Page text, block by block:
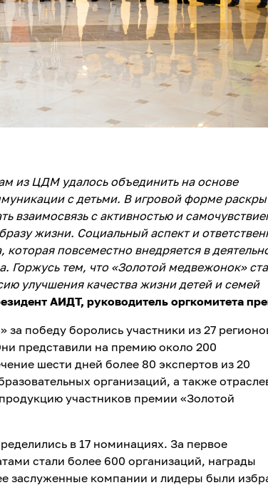
из ЦДМ удалось объединить на основе
с детьми. В игровой форме
взаимосвязь с активностью и
жизни. Социальный аспект и
повсеместно внедряется в
Горжусь тем, что «Золотой медвежонок»
улучшения качества жизни детей и семей
АИДТ, руководитель оргкомитета
победу боролись участники из 27
представили на премию около 200
шести дней более 80 экспертов из 20
организаций, а также
участников премии «Золотой
в 17 номинациях. За первое
стали более 600 организаций, награды
заслуженные компании и лидеры были